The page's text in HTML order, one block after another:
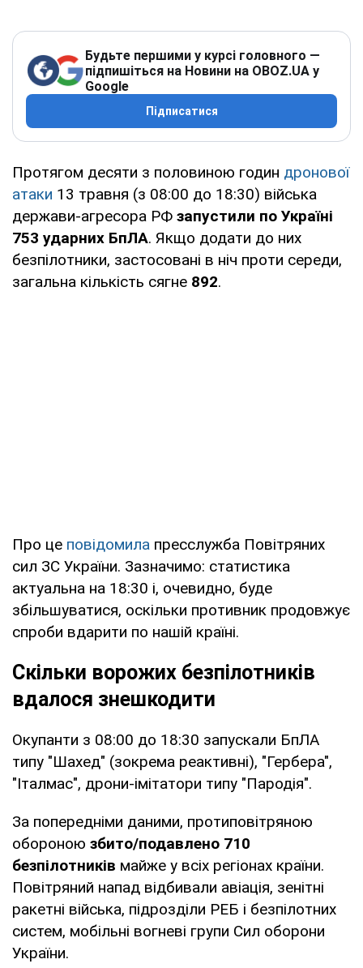
Будьте першими у курсі головного —
підпишіться на Новини на OBOZ.UA у
Google
Підписатися
Протягом десяти з половиною годин дронової
атаки 13 травня (з 08:00 до 18:30) війська
держави-агресора РФ запустили по Україні
753 ударних БпЛА. Якщо додати до них
безпілотники, застосовані в ніч проти середи,
загальна кількість сягне 892.
Про це повідомила пресслужба Повітряних
сил ЗС України. Зазначимо: статистика
актуальна на 18:30 і, очевидно, буде
збільшуватися, оскільки противник продовжує
спроби вдарити по нашій країні.
Скільки ворожих безпілотників
вдалося знешкодити
Окупанти з 08:00 до 18:30 запускали БпЛА
типу "Шахед" (зокрема реактивні), "Гербера",
"Італмас", дрони-імітатори типу "Пародія".
За попередніми даними, протиповітряною
обороною збито/подавлено 710
безпілотників майже у всіх регіонах країни.
Повітряний напад відбивали авіація, зенітні
ракетні війська, підрозділи РЕБ і безпілотних
систем, мобільні вогневі групи Сил оборони
України.